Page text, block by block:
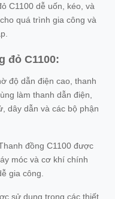
C1100 dễ uốn, kéo, và
quá trình gia công và
đỏ C1100:
độ dẫn điện cao, thanh
làm thanh dẫn điện,
dây dẫn và các bộ phận
đồng C1100 được
móc và cơ khí chính
gia công.
sử dụng trong các thiết